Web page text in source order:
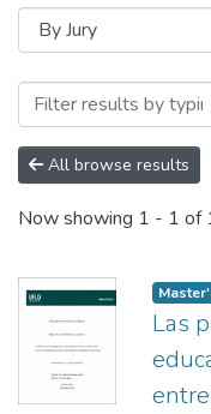
Browsing
All browse results
Now showing 1 - 1 of
Las